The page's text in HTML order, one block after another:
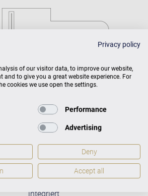
C. Bechstein Connect
integriert
Privacy policy
of our visitor data, to improve our website,
and to give you a great website experience. For
cookies we use open the settings.
Performance
Advertising
Deny
Accept all